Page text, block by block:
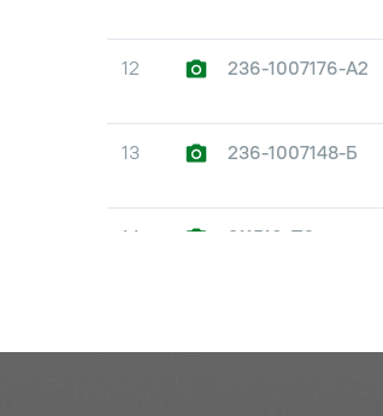
12 236-1007176-А2
13 236-1007148-Б
14 311516-П2